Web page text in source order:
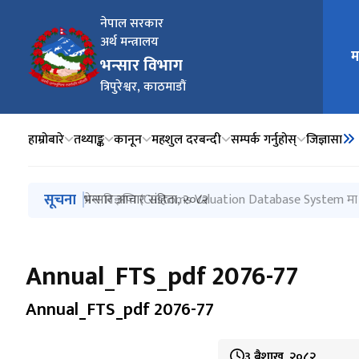
नेपाल सरकार
अर्थ मन्त्रालय
भन्सार विभाग
त्रिपुरेश्वर, काठमाडौं
मुख्य
हाम्रोबारे तथ्याङ्क कानून महशुल दरबन्दी सम्पर्क गर्नुहोस् जिज्ञासा
मुख्य नेभिगेसनमा जानुहोस्
सूचना प्रेस विज्ञप्ति (मुस्ताङ र रसुवा भन्सार कार्यालयबाट भएको
यात्रुले आफ्नो साथमा ल्याउन र लैजान पाउने निजी प्रयोगका
प्रेश विज्ञप्ति (Customs Valuation Database System
किटानी विवरण घोषणा सम्बन्धी मार्गदर्शन, २०८३
भन्सार आचार संहिता, २०८२
Annual_FTS_pdf 2076-77
Annual_FTS_pdf 2076-77